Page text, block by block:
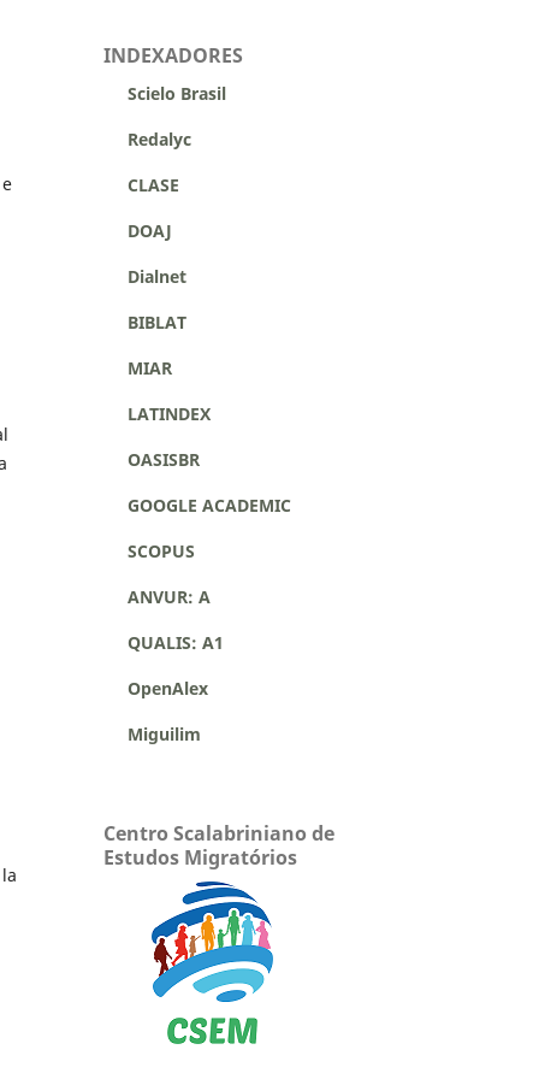
INDEXADORES
Scielo Brasil
Redalyc
CLASE
DOAJ
Dialnet
BIBLAT
MIAR
LATINDEX
OASISBR
GOOGLE ACADEMIC
SCOPUS
ANVUR: A
QUALIS: A1
OpenAlex
Miguilim
Centro Scalabriniano de
Estudos Migratórios